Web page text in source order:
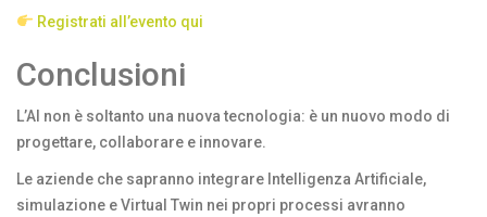
Registrati all’evento qui
Conclusioni
L’AI non è soltanto una nuova tecnologia: è un nuovo modo di
progettare, collaborare e innovare.
Le aziende che sapranno integrare Intelligenza Artificiale,
simulazione e Virtual Twin nei propri processi avranno